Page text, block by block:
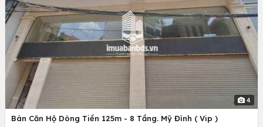
4
Bán Căn Hộ Dòng Tiền 125m - 8 Tầng. Mỹ Đình ( Vip )